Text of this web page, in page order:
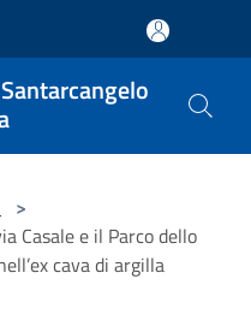
>
Casale e il Parco dello
cava di argilla